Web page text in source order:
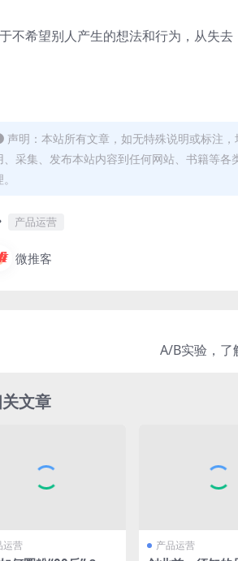
不希望别人产生的想法和行为，从失
声明：本站所有文章，如无特殊说明或标注
、采集、发布本站内容到任何网站、书籍等
产品运营
微推客
A/B实验，了
文章
运营 产品运营